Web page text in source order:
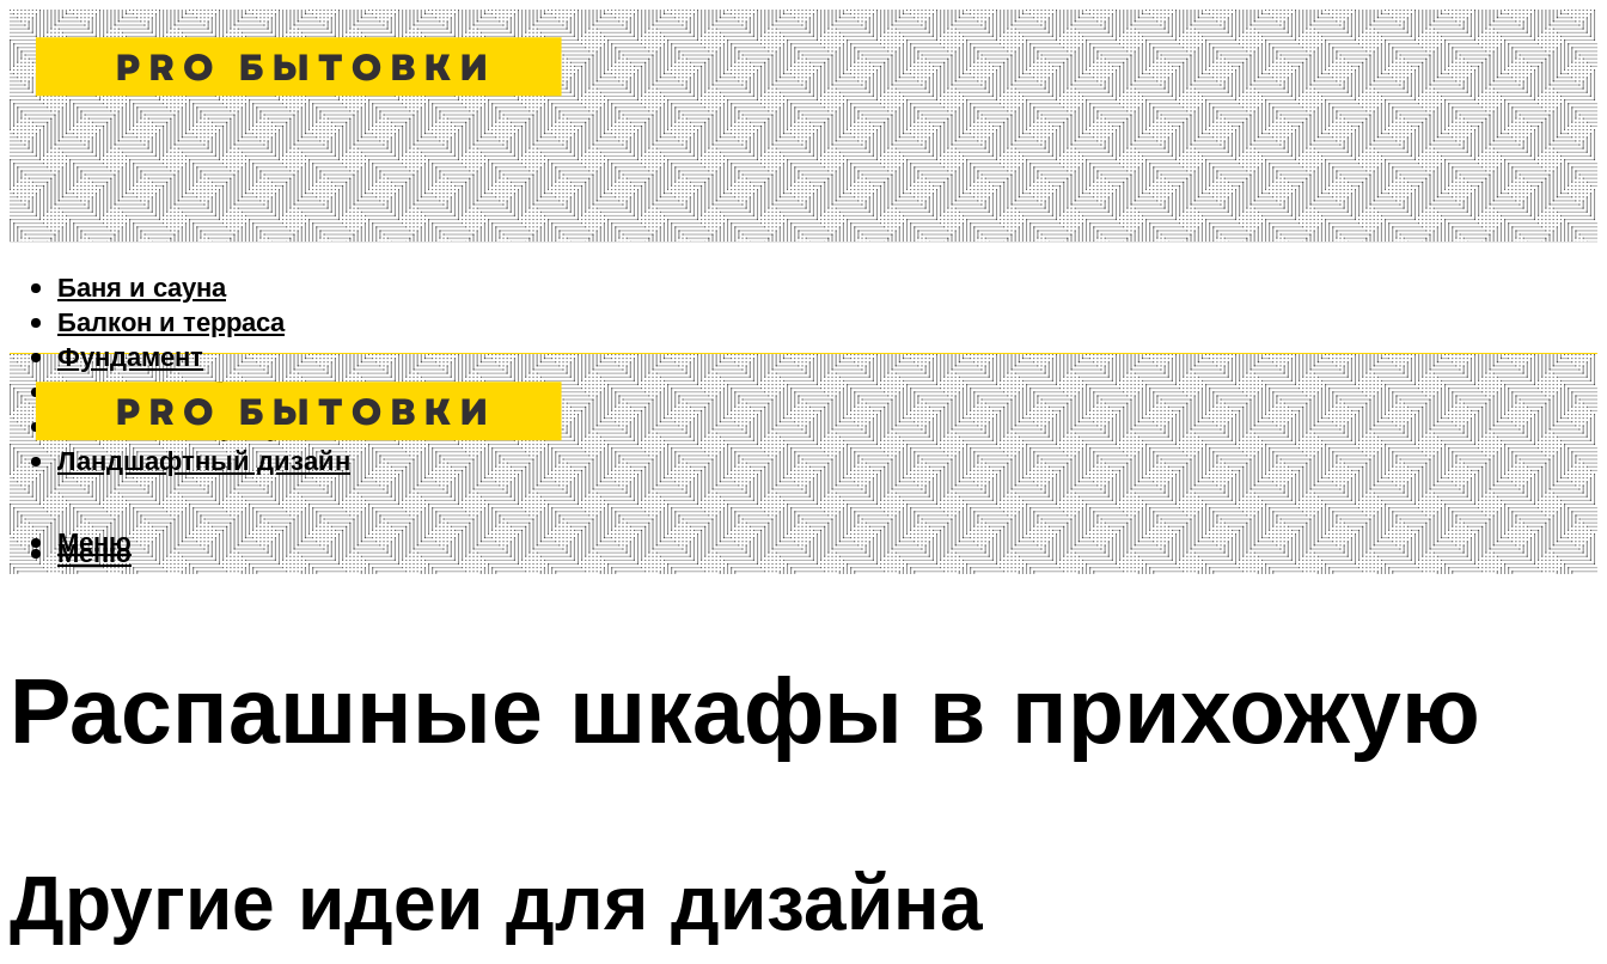
Баня и сауна
Балкон и терраса
Фундамент
Ворота и забор
Дизайн интерьера
Ландшафтный дизайн
Меню
Меню
Распашные шкафы в прихожую
Другие идеи для дизайна